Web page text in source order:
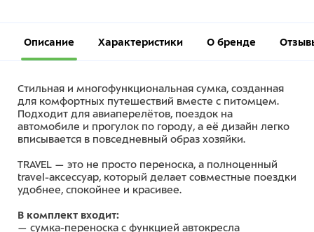
Описание Характеристики О бренде
Стильная и многофункциональная сумка, созданная
для комфортных путешествий вместе с питомцем.
Подходит для авиаперелётов, поездок на
автомобиле и прогулок по городу, а её дизайн легко
вписывается в повседневный образ хозяйки.
TRAVEL — это не просто переноска, а полноценный
travel-аксессуар, который делает совместные поездки
удобнее, спокойнее и красивее.
В комплект входит:
— сумка-переноска с функцией автокресла